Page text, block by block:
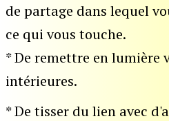
de partage dans lequel
ce qui vous touche.
* De remettre en lumière
intérieures.
* De tisser du lien avec